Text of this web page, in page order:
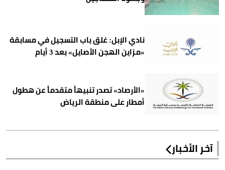
نادي الإبل: غلق باب التسجيل في مسابقة
«مزاين الهجن الأصايل» بعد 3 أيام
«الأرصاد» تصدر تنبيهاً متقدماً عن هطول
أمطار على منطقة الرياض
آخر الأخبار